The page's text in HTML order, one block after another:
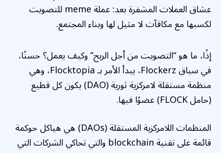
عشاق العملات المشفرة بعد: عملة meme للتصويت
لكسبها مع مكافآت لا مثيل لها وبناء المجتمع.
إذًا، ما هو “التصويت من أجل الربح” وكيف يعمل؟ حسنًا،
في سياق Flockerz، يبدأ الأمر بـ Flocktopia، وهي
منظمة مستقلة لامركزية ثورية (DAO) يكون كل قطيع
(حامل FLOCK) عضوًا فيها.
المنظمات اللامركزية المستقلة (DAOs) هي هياكل حوكمة
قائمة على تقنية blockchain والتي تحاكي الشركات التي